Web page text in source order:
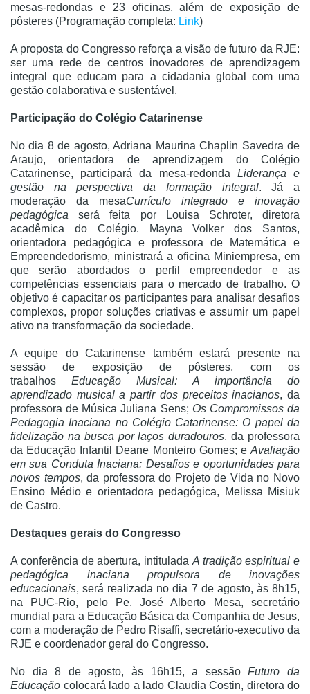
mesas-redondas e 23 oficinas, além de exposição de
pôsteres (Programação completa: Link)
A proposta do Congresso reforça a visão de futuro da RJE:
ser uma rede de centros inovadores de aprendizagem
integral que educam para a cidadania global com uma
gestão colaborativa e sustentável.
Participação do Colégio Catarinense
No dia 8 de agosto, Adriana Maurina Chaplin Savedra de
Araujo, orientadora de aprendizagem do Colégio
Catarinense, participará da mesa-redonda Liderança e
gestão na perspectiva da formação integral. Já a
moderação da mesaCurrículo integrado e inovação
pedagógicaserá feita por Louisa Schroter, diretora
acadêmica do Colégio. Mayna Volker dos Santos,
orientadora pedagógica e professora de Matemática e
Empreendedorismo, ministrará a oficina Miniempresa, em
que serão abordados o perfil empreendedor e as
competências essenciais para o mercado de trabalho. O
objetivo é capacitar os participantes para analisar desafios
complexos, propor soluções criativas e assumir um papel
ativo na transformação da sociedade.
A equipe do Catarinense também estará presente na
sessão de exposição de pôsteres, com os
trabalhosEducação Musical: A importância do
aprendizado musical a partir dos preceitos inacianos, da
professora de Música Juliana Sens; Os Compromissos da
Pedagogia Inaciana no Colégio Catarinense: O papel da
fidelização na busca por laços duradouros, da professora
da Educação Infantil Deane Monteiro Gomes; e Avaliação
em sua Conduta Inaciana: Desafios e oportunidades para
novos tempos, da professora do Projeto de Vida no Novo
Ensino Médio e orientadora pedagógica, Melissa Misiuk
de Castro.
Destaques gerais do Congresso
A conferência de abertura, intitulada A tradição espiritual e
pedagógica inaciana propulsora de inovações
educacionais, será realizada no dia 7 de agosto, às 8h15,
na PUC-Rio, pelo Pe. José Alberto Mesa, secretário
mundial para a Educação Básica da Companhia de Jesus,
com a moderação de Pedro Risaffi, secretário-executivo da
RJE e coordenador geral do Congresso.
No dia 8 de agosto, às 16h15, a sessãoFuturo da
Educação colocará lado a lado Claudia Costin, diretora do